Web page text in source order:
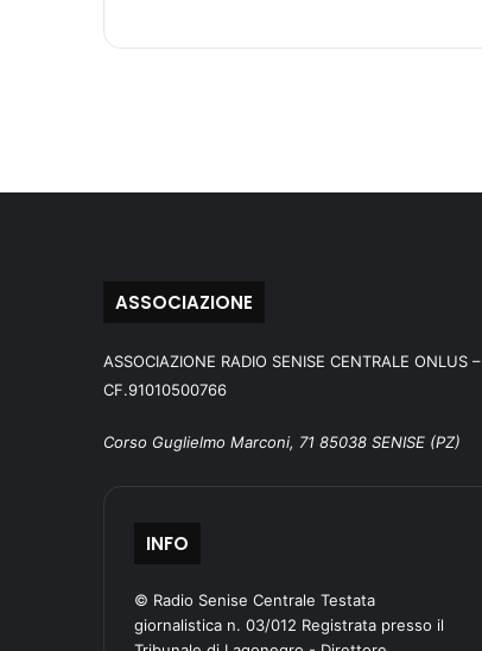
ASSOCIAZIONE
ASSOCIAZIONE RADIO SENISE CENTRALE ONLUS –
CF.91010500766
Corso Guglielmo Marconi, 71 85038 SENISE (PZ)
INFO
© Radio Senise Centrale Testata
giornalistica n. 03/012 Registrata presso il